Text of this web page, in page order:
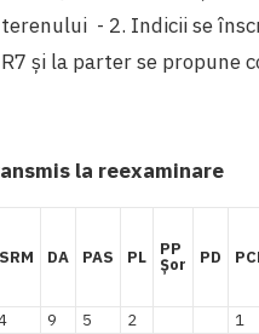
- 2. Indicii se
și la parter se propune
la reexaminare
DA PAS PL PP
Șor PD
9 5 2
1